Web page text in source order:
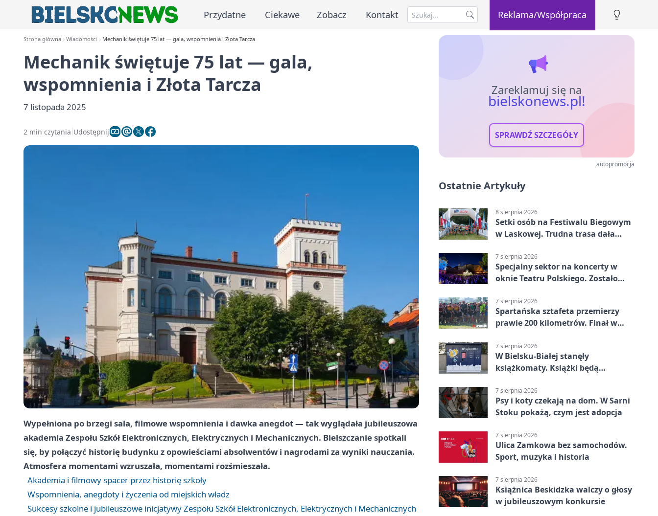
Przydatne Ciekawe Zobacz Kontakt Reklama/Współpraca
Strona główna Wiadomości Mechanik świętuje 75 lat — gala, wspomnienia i Złota Tarcza
Mechanik świętuje 75 lat — gala,
wspomnienia i Złota Tarcza
7 listopada 2025
2 min czytania Udostępnij
Wypełniona po brzegi sala, filmowe wspomnienia i dawka anegdot — tak wyglądała jubileuszowa
akademia Zespołu Szkół Elektronicznych, Elektrycznych i Mechanicznych. Bielszczanie spotkali
się, by połączyć historię budynku z opowieściami absolwentów i nagrodami za wyniki nauczania.
Atmosfera momentami wzruszała, momentami rozśmieszała.
Akademia i filmowy spacer przez historię szkoły
Wspomnienia, anegdoty i życzenia od miejskich władz
Sukcesy szkolne i jubileuszowe inicjatywy Zespołu Szkół Elektronicznych, Elektrycznych i Mechanicznych
Zareklamuj się na
bielskonews.pl!
SPRAWDŹ SZCZEGÓŁY
autopromocja
Ostatnie Artykuły
8 sierpnia 2026
Setki osób na Festiwalu Biegowym
w Laskowej. Trudna trasa dała
7 sierpnia 2026
Specjalny sektor na koncerty w
oknie Teatru Polskiego. Zostało
7 sierpnia 2026
Spartańska sztafeta przemierzy
prawie 200 kilometrów. Finał w
7 sierpnia 2026
W Bielsku-Białej stanęły
książkomaty. Książki będą
7 sierpnia 2026
Psy i koty czekają na dom. W Sarni
Stoku pokażą, czym jest adopcja
7 sierpnia 2026
Ulica Zamkowa bez samochodów.
Sport, muzyka i historia
7 sierpnia 2026
Książnica Beskidzka walczy o głosy
w jubileuszowym konkursie